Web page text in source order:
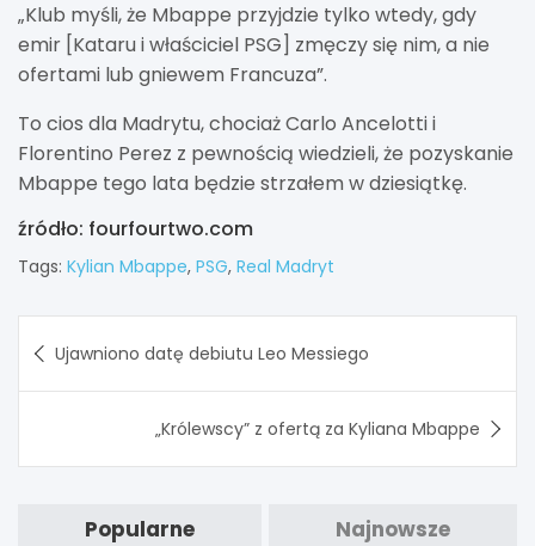
„Klub myśli, że Mbappe przyjdzie tylko wtedy, gdy
emir [Kataru i właściciel PSG] zmęczy się nim, a nie
ofertami lub gniewem Francuza”.
To cios dla Madrytu, chociaż Carlo Ancelotti i
Florentino Perez z pewnością wiedzieli, że pozyskanie
Mbappe tego lata będzie strzałem w dziesiątkę.
źródło: fourfourtwo.com
Tags: Kylian Mbappe, PSG, Real Madryt
wpisu
Ujawniono datę debiutu Leo Messiego
„Królewscy” z ofertą za Kyliana Mbappe
Popularne Najnowsze